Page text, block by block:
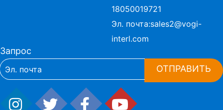
18050019721
Эл. почта:sales2@vogi-
interl.com
Запрос
ОТПРАВИТЬ